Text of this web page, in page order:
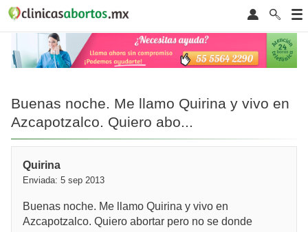
Buenas noche. Me llamo Quirina y vivo en
Azcapotzalco. Quiero abo...
Quirina
Enviada: 5 sep 2013
Buenas noche. Me llamo Quirina y vivo en
Azcapotzalco. Quiero abortar pero no se donde